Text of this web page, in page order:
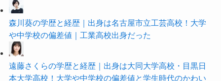
森川葵の学歴と経歴｜出身は名古屋市立工芸高校！大学
や中学校の偏差値｜工業高校出身だった
遠藤さくらの学歴と経歴｜出身は大同大学高校・目黒日
本大学高校！大学や中学校の偏差値と学生時代のかわい